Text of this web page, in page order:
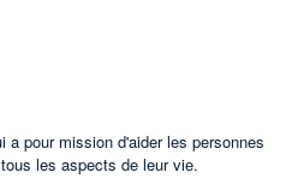
a pour mission d'aider les personnes
les aspects de leur vie.